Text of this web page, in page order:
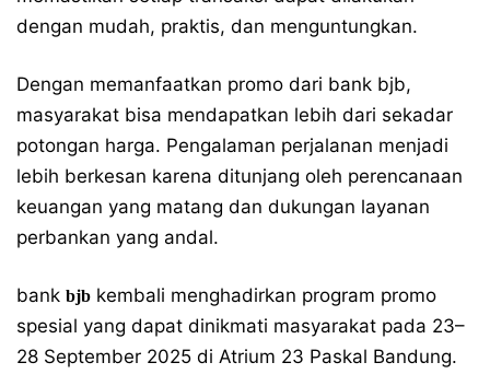
dengan mudah, praktis, dan menguntungkan.
Dengan memanfaatkan promo dari bank bjb,
masyarakat bisa mendapatkan lebih dari sekadar
potongan harga. Pengalaman perjalanan menjadi
lebih berkesan karena ditunjang oleh perencanaan
keuangan yang matang dan dukungan layanan
perbankan yang andal.
bank bjb kembali menghadirkan program promo
spesial yang dapat dinikmati masyarakat pada 23–
28 September 2025 di Atrium 23 Paskal Bandung.